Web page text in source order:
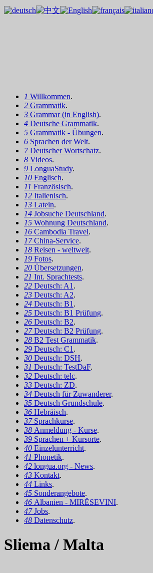
1 Willkommen.
2 Grammatik.
3 Grammar (in English).
4 Deutsche Grammatik.
5 Grammatik - Übungen.
6 Sprachen der Welt.
7Deutscher Wortschatz.
8 Videos.
9 LonguaStudy.
10 Englisch.
11 Französisch.
12 Italienisch.
13 Latein.
14 Jobsuche Deutschland.
15 Wohnung Deutschland.
16 Cambodia Travel.
17China-Service.
18 Reisen - weltweit.
19 Fotos.
20 Übersetzungen.
21 Int. Sprachtests.
22 Deutsch: A1 .
23 Deutsch: A2.
24 Deutsch: B1 .
25 Deutsch: B1 Prüfung.
26 Deutsch: B2.
27Deutsch: B2 Prüfung.
28 B2 Test Grammatik.
29 Deutsch: C1 .
30 Deutsch: DSH.
31 Deutsch: TestDaF.
32 Deutsch: telc.
33 Deutsch: ZD.
34 Deutsch für Zuwanderer.
35 Deutsch Grundschule.
36 Hebräisch.
37 Sprachkurse.
38 Anmeldung - Kurse.
39 Sprachen + Kursorte.
40 Einzelunterricht.
41 Phonetik.
42 longua.org - News.
43 Kontakt.
44 Links.
45 Sonderangebote.
46 Albanien - MIRËSEVINI.
47Jobs.
48 Datenschutz.
Sliema / Malta